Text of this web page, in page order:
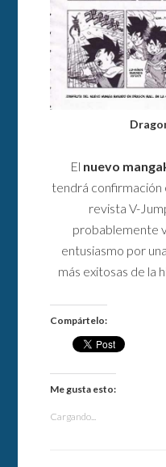
El nuevo
tendrá confirmación
revista V-
probablemente
entusiasmo por
más exitosas de la
Compártelo:
Me gusta esto:
Cargando...